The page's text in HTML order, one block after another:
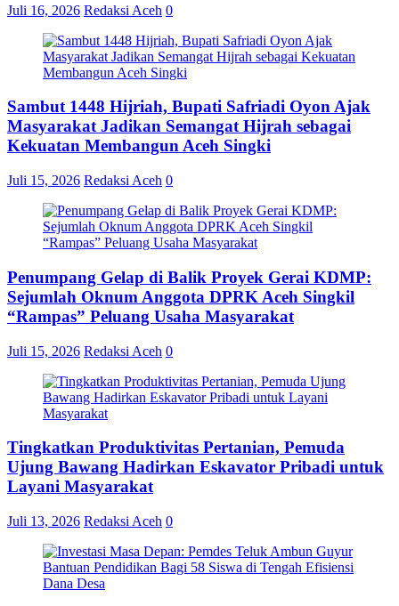
Juli 16, 2026 Redaksi Aceh 0
Sambut 1448 Hijriah, Bupati Safriadi Oyon Ajak
Masyarakat Jadikan Semangat Hijrah sebagai
Kekuatan Membangun Aceh Singki
Juli 15, 2026 Redaksi Aceh 0
Penumpang Gelap di Balik Proyek Gerai KDMP:
Sejumlah Oknum Anggota DPRK Aceh Singkil
“Rampas” Peluang Usaha Masyarakat
Juli 15, 2026 Redaksi Aceh 0
Tingkatkan Produktivitas Pertanian, Pemuda
Ujung Bawang Hadirkan Eskavator Pribadi untuk
Layani Masyarakat
Juli 13, 2026 Redaksi Aceh 0